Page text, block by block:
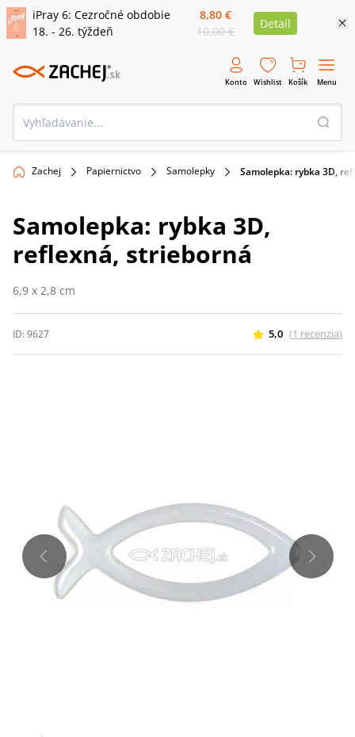
iPray 6: Cezročné obdobie
18. - 26. týždeň
8,80 €
10,00 €
Detail
Konto Wishlist Košík Menu
Zachej Papiernictvo Samolepky Samolepka: rybka 3D,
Samolepka: rybka 3D,
reflexná, strieborná
6,9 x 2,8 cm
ID: 9627 5,0 (1 recenzia)